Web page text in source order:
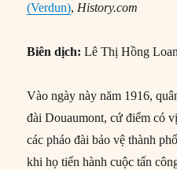
(Verdun), History.com
Biên dịch: Lê Thị Hồng
Vào ngày này năm 1916,
đài Douaumont, cứ điểm có
các pháo đài bảo vệ thành
khi họ tiến hành cuộc tấn